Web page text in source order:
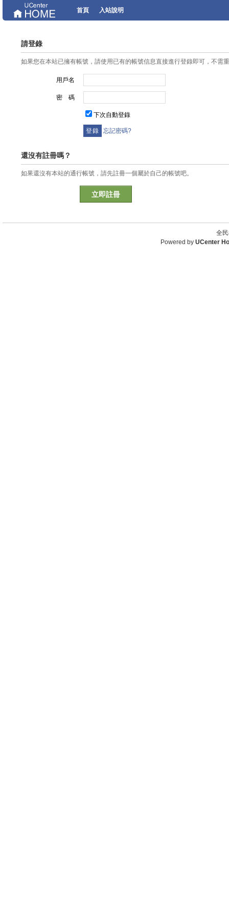
首頁 入站說明
請登錄
如果您在本站已擁有帳號，請使用已有的帳號信息直接進行登錄即可，不需
用戶名
密 碼
下次自動登錄
忘記密碼?
還沒有註冊嗎？
如果還沒有本站的通行帳號，請先註冊一個屬於自己的帳號吧。
立即註冊
全
Powered by UCenter